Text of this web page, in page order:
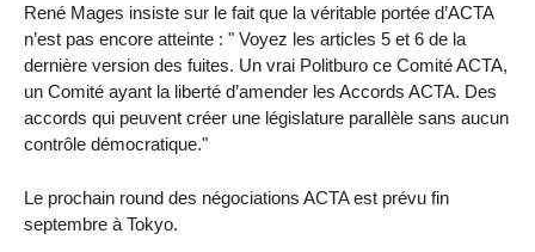
René Mages insiste sur le fait que la véritable portée d’ACTA
n’est pas encore atteinte : " Voyez les articles 5 et 6 de la
dernière version des fuites. Un vrai Politburo ce Comité ACTA,
un Comité ayant la liberté d’amender les Accords ACTA. Des
accords qui peuvent créer une législature parallèle sans aucun
contrôle démocratique."
Le prochain round des négociations ACTA est prévu fin
septembre à Tokyo.